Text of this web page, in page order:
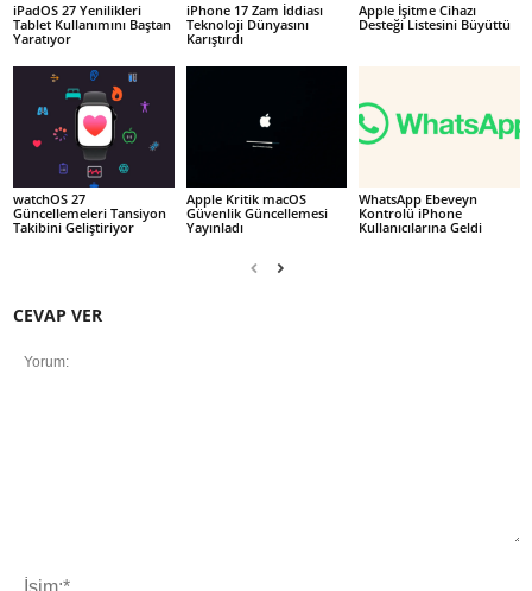
iPadOS 27 Yenilikleri
Tablet Kullanımını Baştan
Yaratıyor
iPhone 17 Zam İddiası
Teknoloji Dünyasını
Karıştırdı
Apple İşitme Cihazı
Desteği Listesini Büyüttü
watchOS 27
Güncellemeleri Tansiyon
Takibini Geliştiriyor
Apple Kritik macOS
Güvenlik Güncellemesi
Yayınladı
WhatsApp Ebeveyn
Kontrolü iPhone
Kullanıcılarına Geldi
CEVAP VER